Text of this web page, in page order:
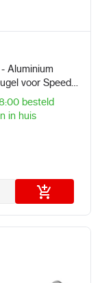
Aluminium
voor Speed
besteld
in huis